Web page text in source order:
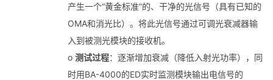
产生一个“黄金标准”的、干净的光信号（具有已知的
OMA和消光比）。将此光信号通过可调光衰减器输
入到被测光模块的接收机。
o 测试过程：逐渐增加衰减（降低入射光功率），同
时用BA-4000的ED实时监测模块输出电信号的